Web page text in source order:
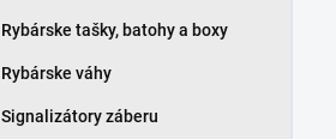
Rybárske tašky, batohy a boxy
Rybárske váhy
Signalizátory záberu